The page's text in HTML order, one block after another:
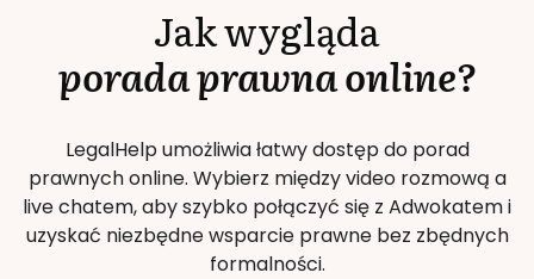
Jak wygląda
porada prawna online?
LegalHelp umożliwia łatwy dostęp do porad
prawnych online. Wybierz między video rozmową a
live chatem, aby szybko połączyć się z Adwokatem i
uzyskać niezbędne wsparcie prawne bez zbędnych
formalności.